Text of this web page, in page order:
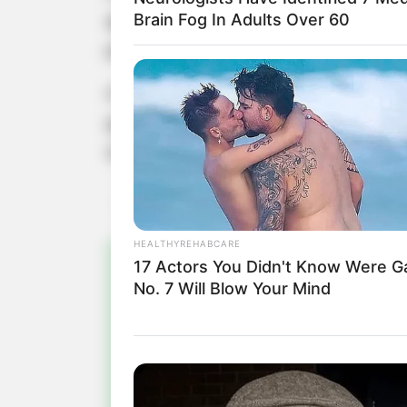
aproximadamente 500 km em todo
para atender com agilidade às
A recuperação das vias é
gestão municipal segue
segurança de todos.
Brain Fog In Adults Over 60
HEALTHYREHABCARE
17 Actors You Didn't Know Were
No. 7 Will Blow Your Mind